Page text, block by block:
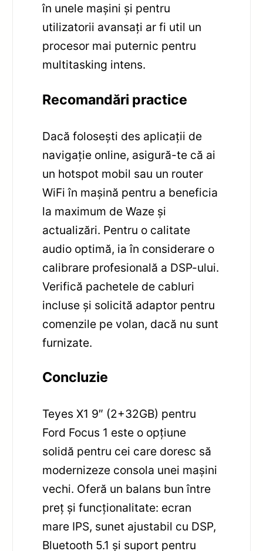
în unele mașini și pentru
utilizatorii avansați ar fi util un
procesor mai puternic pentru
multitasking intens.
Recomandări practice
Dacă folosești des aplicații de
navigație online, asigură-te că ai
un hotspot mobil sau un router
WiFi în mașină pentru a beneficia
la maximum de Waze și
actualizări. Pentru o calitate
audio optimă, ia în considerare o
calibrare profesională a DSP-ului.
Verifică pachetele de cabluri
incluse și solicită adaptor pentru
comenzile pe volan, dacă nu sunt
furnizate.
Concluzie
Teyes X1 9″ (2+32GB) pentru
Ford Focus 1 este o opțiune
solidă pentru cei care doresc să
modernizeze consola unei mașini
vechi. Oferă un balans bun între
preț și funcționalitate: ecran
mare IPS, sunet ajustabil cu DSP,
Bluetooth 5.1 și suport pentru